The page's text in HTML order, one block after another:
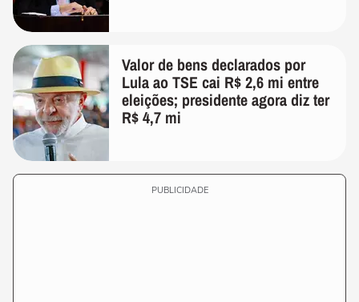
Valor de bens declarados por
Lula ao TSE cai R$ 2,6 mi entre
eleições; presidente agora diz ter
R$ 4,7 mi
PUBLICIDADE